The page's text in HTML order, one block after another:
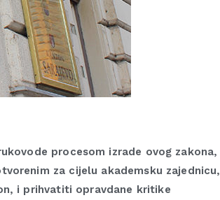
procesom izrade ovog zakona,
za cijelu akademsku zajednicu,
i prihvatiti opravdane kritike